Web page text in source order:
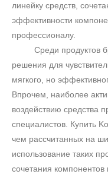
линейку средств,
эффективности
профессионалу.
Среди продуктов
решения для
мягкого, но
Впрочем, наиболее
воздействию средства
специалистов. Купить
чем рассчитанных на
использование таких
сочетания
Не
+7
+7